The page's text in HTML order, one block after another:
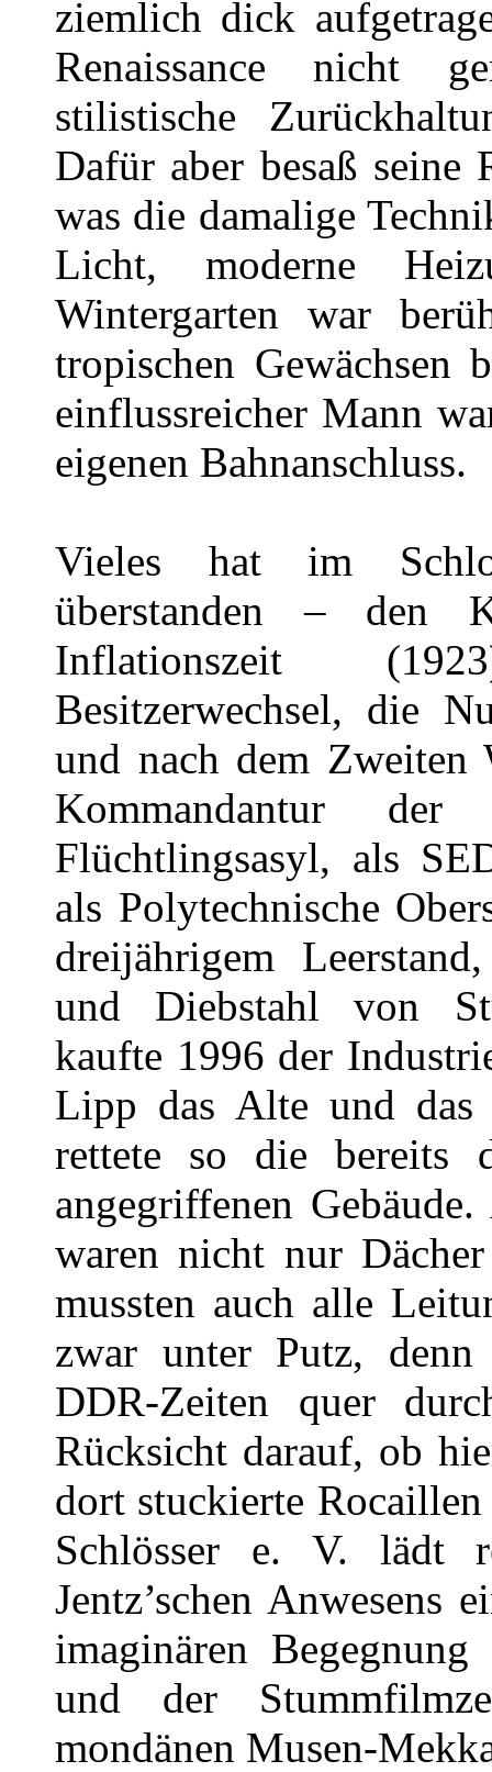
ziemlich dick
Renaissance nicht
stilistische
Dafür aber besaß seine
was die damalige
Licht, moderne
Wintergarten war
tropischen Gewächsen
einflussreicher Mann
eigenen Bahnanschluss.
Vieles hat im
überstanden – den
Inflationszeit
Besitzerwechsel, die
und nach dem Zweiten
Kommandantur
Flüchtlingsasyl, als
als Polytechnische
dreijährigem
und Diebstahl von
kaufte 1996 der
Lipp das Alte und das
rettete so die bereits
angegriffenen
waren nicht nur
mussten auch alle
zwar unter Putz,
DDR-Zeiten quer
Rücksicht darauf, ob
dort stuckierte
Schlösser e. V. lädt
Jentz’schen Anwesens
imaginären
und der
mondänen Musen-